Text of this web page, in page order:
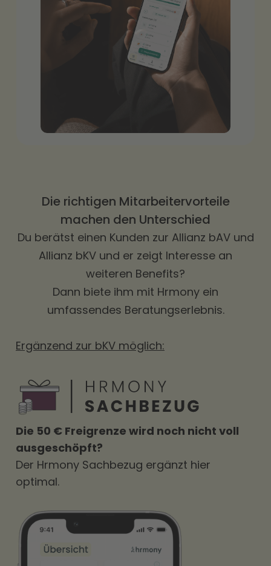
Die richtigen Mitarbeitervorteile
machen den Unterschied
Du berätst einen Kunden zur Allianz bAV und
Allianz bKV und er zeigt Interesse an
weiteren Benefits?
Dann biete ihm mit Hrmony ein
umfassendes Beratungserlebnis.
Ergänzend zur bKV möglich:
Die 50 € Freigrenze wird noch nicht voll
ausgeschöpft?
Der Hrmony Sachbezug ergänzt hier
optimal.